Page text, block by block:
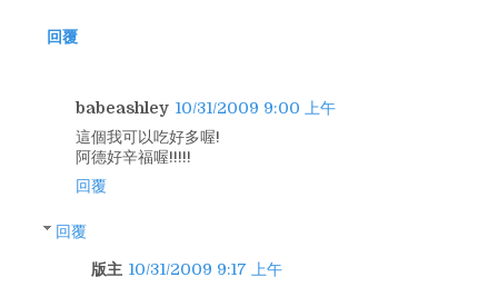
回覆
babeashley 10/31/2009 9:00 上午
這個我可以吃好多喔!
阿德好辛福喔!!!!!
回覆
回覆
版主 10/31/2009 9:17 上午